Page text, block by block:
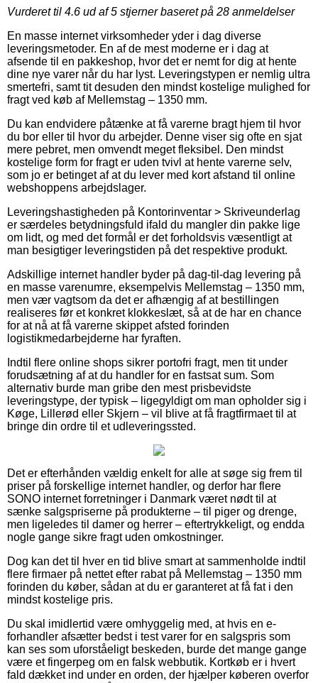
Vurderet til 4.6 ud af 5 stjerner baseret på 28 anmeldelser
En masse internet virksomheder yder i dag diverse
leveringsmetoder. En af de mest moderne er i dag at
afsende til en pakkeshop, hvor det er nemt for dig at hente
dine nye varer når du har lyst. Leveringstypen er nemlig ultra
smertefri, samt tit desuden den mindst kostelige mulighed for
fragt ved køb af Mellemstag – 1350 mm.
Du kan endvidere påtænke at få varerne bragt hjem til hvor
du bor eller til hvor du arbejder. Denne viser sig ofte en sjat
mere pebret, men omvendt meget fleksibel. Den mindst
kostelige form for fragt er uden tvivl at hente varerne selv,
som jo er betinget af at du lever med kort afstand til online
webshoppens arbejdslager.
Leveringshastigheden på Kontorinventar > Skriveunderlag
er særdeles betydningsfuld ifald du mangler din pakke lige
om lidt, og med det formål er det forholdsvis væsentligt at
man besigtiger leveringstiden på det respektive produkt.
Adskillige internet handler byder på dag-til-dag levering på
en masse varenumre, eksempelvis Mellemstag – 1350 mm,
men vær vagtsom da det er afhængig af at bestillingen
realiseres før et konkret klokkeslæt, så at de har en chance
for at nå at få varerne skippet afsted forinden
logistikmedarbejderne har fyraften.
Indtil flere online shops sikrer portofri fragt, men tit under
forudsætning af at du handler for en fastsat sum. Som
alternativ burde man gribe den mest prisbevidste
leveringstype, der typisk – ligegyldigt om man opholder sig i
Køge, Lillerød eller Skjern – vil blive at få fragtfirmaet til at
bringe din ordre til et udleveringssted.
Det er efterhånden vældig enkelt for alle at søge sig frem til
priser på forskellige internet handler, og derfor har flere
SONO internet forretninger i Danmark været nødt til at
sænke salgspriserne på produkterne – til piger og drenge,
men ligeledes til damer og herrer – eftertrykkeligt, og endda
nogle gange sikre fragt uden omkostninger.
Dog kan det til hver en tid blive smart at sammenholde indtil
flere firmaer på nettet efter rabat på Mellemstag – 1350 mm
forinden du køber, sådan at du er garanteret at få fat i den
mindst kostelige pris.
Du skal imidlertid være omhyggelig med, at hvis en e-
forhandler afsætter bedst i test varer for en salgspris som
kan ses som uforståeligt beskeden, burde det mange gange
være et fingerpeg om en falsk webbutik. Kortkøb er i hvert
fald dækket ind under en orden, der hjælper køberen overfor